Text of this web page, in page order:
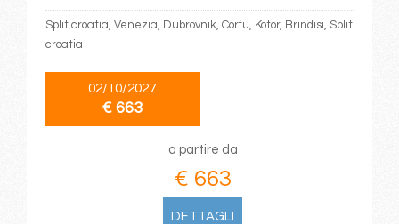
Split croatia, Venezia, Dubrovnik, Corfu, Kotor, Brindisi, Split
croatia
02/10/2027
€ 663
a partire da
€ 663
DETTAGLI